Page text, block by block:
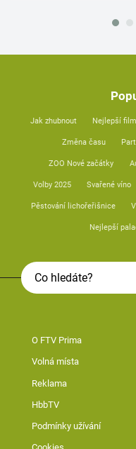
Jak zhubnout Nejlepší
Změna času
ZOO Nové začátky
Volby 2025 Svařené víno
Pěstování lichořeřišnice
Nejlepší
O FTV Prima
Volná místa
Reklama
HbbTV
Podmínky užívání